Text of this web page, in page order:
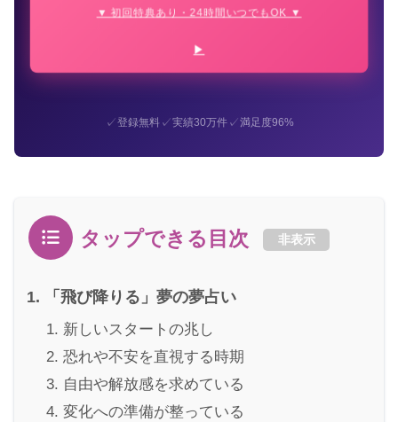
▼ 初回特典あり・24時間いつでもOK ▼
✓登録無料✓実績30万件✓満足度96%
タップできる目次 非表示
「飛び降りる」夢の夢占い
新しいスタートの兆し
恐れや不安を直視する時期
自由や解放感を求めている
変化への準備が整っている